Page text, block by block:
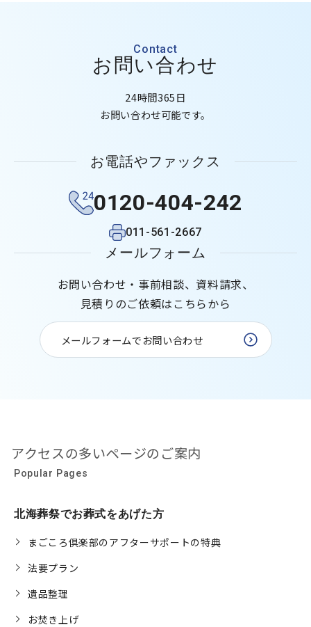
お問い合わせ
Contact
24時間365日
お問い合わせ可能です。
お電話やファックス
0120-404-242
011-561-2667
メールフォーム
お問い合わせ・事前相談、資料請求、
見積りのご依頼はこちらから
メールフォームでお問い合わせ
アクセスの多いページのご案内
Popular Pages
北海葬祭でお葬式をあげた方
まごころ倶楽部のアフターサポートの特典
法要プラン
遺品整理
お焚き上げ